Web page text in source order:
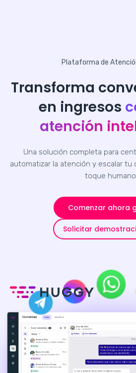
Plataforma de
Transforma
en ingresos
atención
Una solución completa para
automatizar la atención y escalar tu
toque
Comenzar ahora
Solicitar